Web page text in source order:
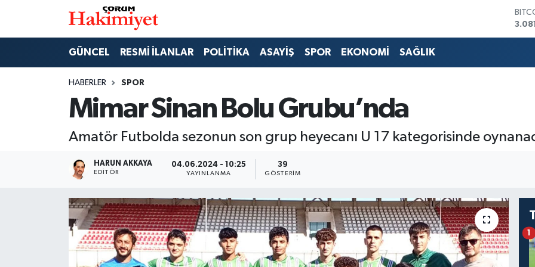
GÜNCEL RESMİ İLANLAR POLİTİKA ASAYİŞ SPOR EKONOMİ SAĞLIK
HABERLER SPOR
Mimar Sinan Bolu Grubu’nda
Amatör Futbolda sezonun son grup heyecanı U 17 kategorisinde
HARUN AKKAYA
EDITÖR
04.06.2024 - 10:25
YAYINLANMA
39
GÖSTERIM
1
EKONOMİ
GÜNCEL
AKTÜEL
Nöbetçi Eczaneler
Çorum Namaz Vakitleri
Trafik Durumu
Süper Lig Puan Durumu ve Fikstür
Tüm Manşetler
Son Dakika Haberleri